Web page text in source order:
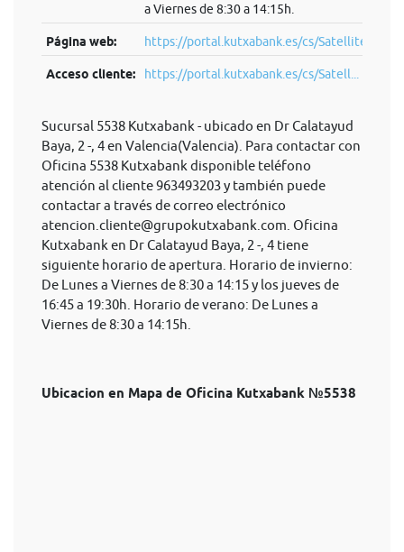
a Viernes de 8:30 a 14:15h.
Página web: https://portal.kutxabank.es/cs/Satellite/kb/
Acceso cliente: https://portal.kutxabank.es/cs/Satell...
Sucursal 5538 Kutxabank - ubicado en Dr Calatayud
Baya, 2 -, 4 en Valencia(Valencia). Para contactar con
Oficina 5538 Kutxabank disponible teléfono
atención al cliente 963493203 y también puede
contactar a través de correo electrónico
atencion.cliente@grupokutxabank.com . Oficina
Kutxabank en Dr Calatayud Baya, 2 -, 4 tiene
siguiente horario de apertura. Horario de invierno:
De Lunes a Viernes de 8:30 a 14:15 y los jueves de
16:45 a 19:30h. Horario de verano: De Lunes a
Viernes de 8:30 a 14:15h.
Ubicacion en Mapa de Oficina Kutxabank №5538